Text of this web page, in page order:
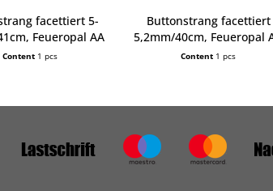
facettiert 5-
Feueropal AA
Content 1 pcs
Buttonstrang facettiert
5,2mm/40cm, Feueropal
Content 1 pcs